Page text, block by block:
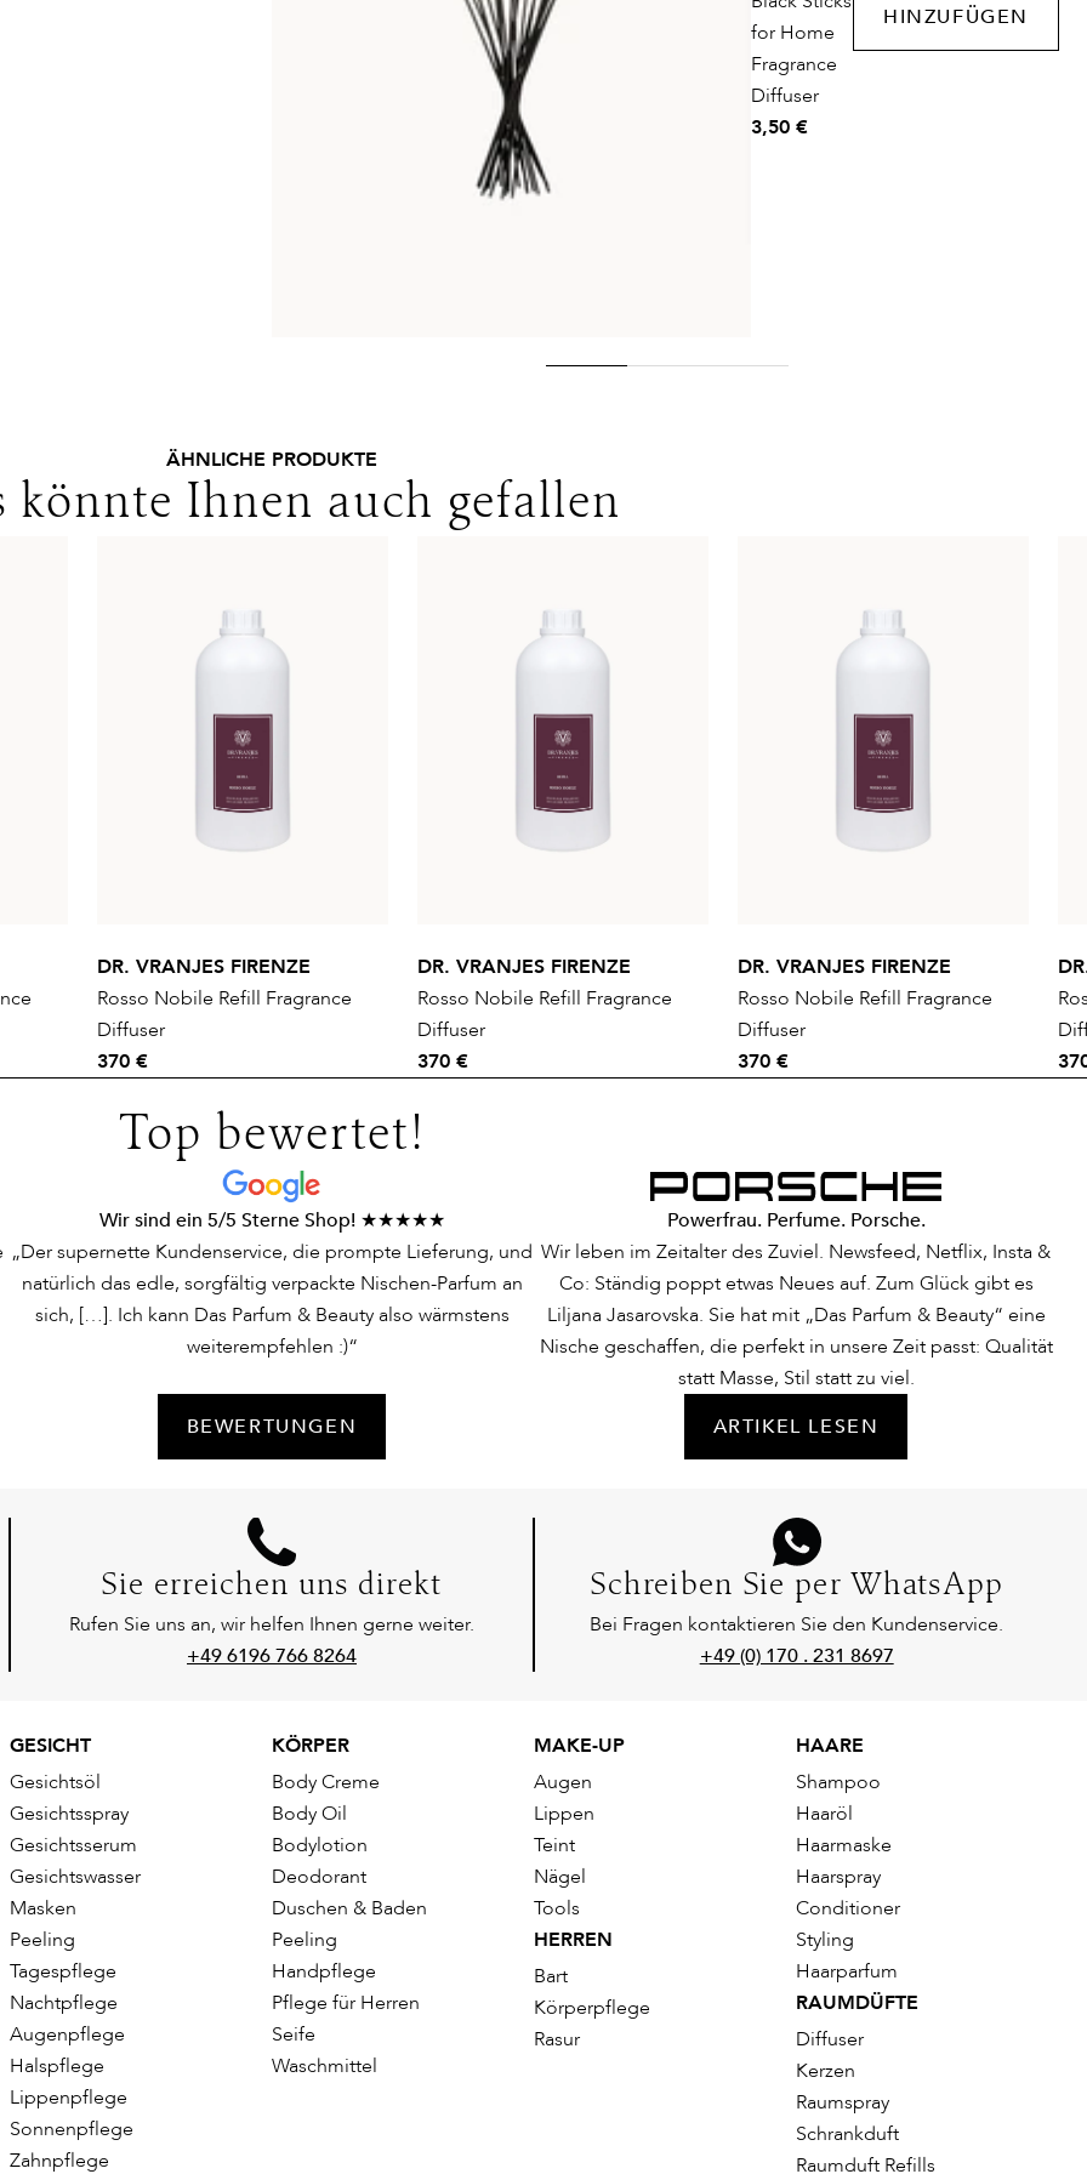
for Home
Fragrance
Diffuser
3,50 €
HINZUFÜGEN
ÄHNLICHE PRODUKTE
könnte Ihnen auch gefallen
DR. VRANJES FIRENZE
Rosso Nobile Refill Fragrance
Diffuser
370 €
DR. VRANJES FIRENZE
Rosso Nobile Refill Fragrance
Diffuser
370 €
DR. VRANJES FIRENZE
Rosso Nobile Refill Fragrance
Diffuser
370 €
Top bewertet!
Wir sind ein 5/5 Sterne Shop! ★★★★★
„Der supernette Kundenservice, die prompte Lieferung, und
natürlich das edle, sorgfältig verpackte Nischen-Parfum an
sich, […]. Ich kann Das Parfum & Beauty also wärmstens
weiterempfehlen :)“
BEWERTUNGEN
Powerfrau. Perfume. Porsche.
Wir leben im Zeitalter des Zuviel. Newsfeed, Netflix, Insta &
Co: Ständig poppt etwas Neues auf. Zum Glück gibt es
Liljana Jasarovska. Sie hat mit „Das Parfum & Beauty“ eine
Nische geschaffen, die perfekt in unsere Zeit passt: Qualität
statt Masse, Stil statt zu viel.
ARTIKEL LESEN
Sie erreichen uns direkt
Rufen Sie uns an, wir helfen Ihnen gerne weiter.
+49 6196 766 8264
Schreiben Sie per WhatsApp
Bei Fragen kontaktieren Sie den Kundenservice.
+49 (0) 170 . 231 8697
GESICHT
Gesichtsöl
Gesichtsspray
Gesichtsserum
Gesichtswasser
Masken
Peeling
Tagespflege
Nachtpflege
Augenpflege
Halspflege
Lippenpflege
Sonnenpflege
Zahnpflege
KÖRPER
Body Creme
Body Oil
Bodylotion
Deodorant
Duschen & Baden
Peeling
Handpflege
Pflege für Herren
Seife
Waschmittel
MAKE-UP
Augen
Lippen
Teint
Nägel
Tools
HERREN
Bart
Körperpflege
Rasur
HAARE
Shampoo
Haaröl
Haarmaske
Haarspray
Conditioner
Styling
Haarparfum
RAUMDÜFTE
Diffuser
Kerzen
Raumspray
Schrankduft
Raumduft Refills